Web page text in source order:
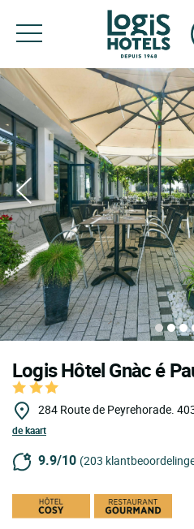
Logis Hôtel Gnàc é
284 Route de Peyrehorade.
de kaart
9.9/10 (203